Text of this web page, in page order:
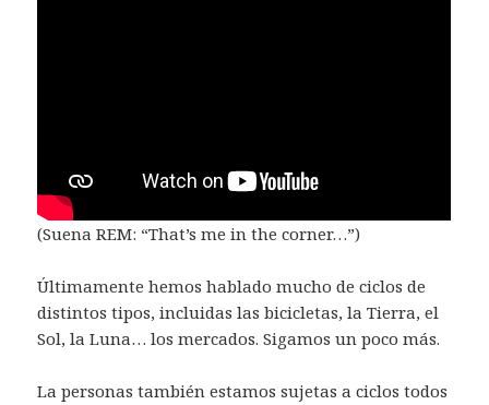
(Suena REM: “That’s me in the corner…”)
Últimamente hemos hablado mucho de ciclos de
distintos tipos, incluidas las bicicletas, la Tierra, el
Sol, la Luna… los mercados. Sigamos un poco más.
La personas también estamos sujetas a ciclos todos